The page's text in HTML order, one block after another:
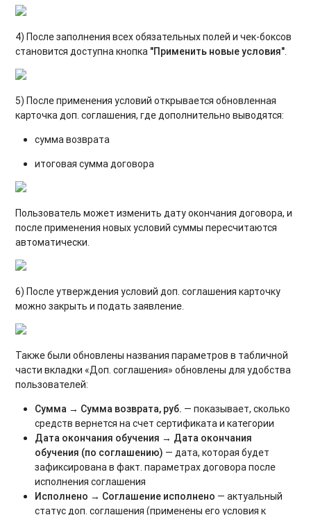
4) После заполнения всех обязательных полей и чек-боксов
становится доступна кнопка "Применить новые условия".
5) После применения условий открывается обновленная
карточка доп. соглашения, где дополнительно выводятся:
сумма возврата
итоговая сумма договора
Пользователь может изменить дату окончания договора, и
после применения новых условий суммы пересчитаются
автоматически.
6) После утверждения условий доп. соглашения карточку
можно закрыть и подать заявление.
Также были обновлены названия параметров в табличной
части вкладки «Доп. соглашения» обновлены для удобства
пользователей:
Сумма → Сумма возврата, руб. — показывает, сколько
средств вернется на счет сертификата и категории
Дата окончания обучения → Дата окончания
обучения (по соглашению) — дата, которая будет
зафиксирована в факт. параметрах договора после
исполнения соглашения
Исполнено → Соглашение исполнено — актуальный
статус доп. соглашения (применены его условия к